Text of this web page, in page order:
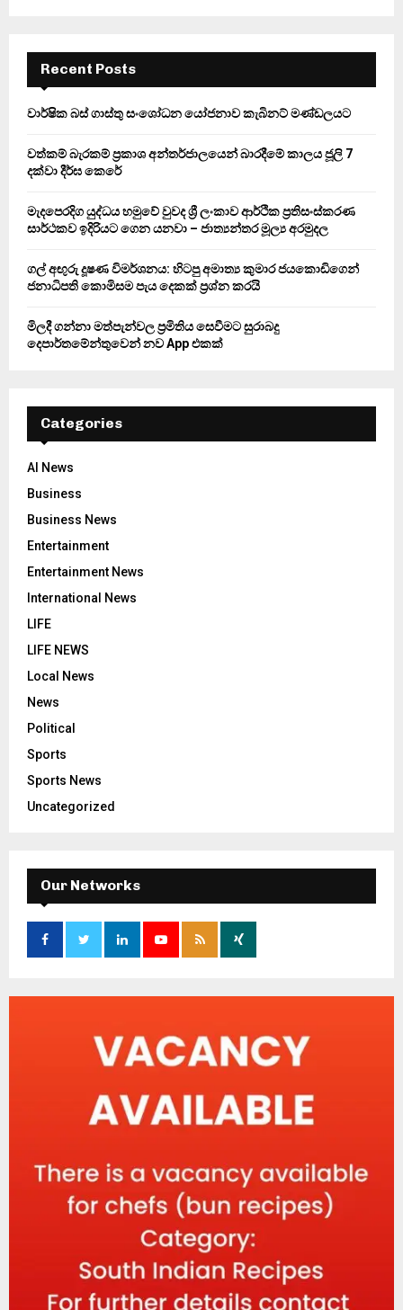
f
r
E
A
Recent Posts
වාර්ෂික බස් ගාස්තු සංශෝධන යෝජනාව කැබිනට් මණ්ඩලයට
වත්කම් බැරකම් ප්‍රකාශ අන්තර්ජාලයෙන් බාරදීමේ කාලය ජූලි 7
දක්වා දීර්ඝ කෙරේ
මැදපෙරදිග යුද්ධය හමුවේ වුවද ශ්‍රී ලංකාව ආර්ථික ප්‍රතිසංස්කරණ
සාර්ථකව ඉදිරියට ගෙන යනවා – ජාත්‍යන්තර මූල්‍ය අරමුදල
ගල් අඟුරු දූෂණ විමර්ශනය: හිටපු අමාත්‍ය කුමාර ජයකොඩිගෙන්
ජනාධිපති කොමිසම පැය දෙකක් ප්‍රශ්න කරයි
මිලදී ගන්නා මත්පැන්වල ප්‍රමිතිය සෙවීමට සුරාබදු
දෙපාර්තමේන්තුවෙන් නව App එකක්
Categories
AI News
Business
Business News
Entertainment
Entertainment News
International News
LIFE
LIFE NEWS
Local News
News
Political
Sports
Sports News
Uncategorized
Our Networks